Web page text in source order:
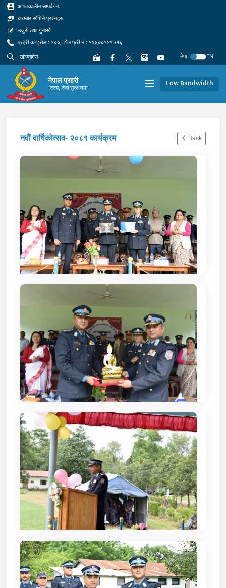
आपतकालीन सम्पर्क नं.
बारम्बार सोधिने प्रश्नहरु
उजुरी तथा गुनासो
प्रहरी कन्ट्रोल : १००, टोल फ्री नं.: १६६००१४१५१६
नेपा
EN
नेपाल प्रहरी
"सत्य, सेवा सुरक्षणम्" Low Bandwidth
नवाैं वार्षिकोत्सव- २०८१ कार्यक्रम Back